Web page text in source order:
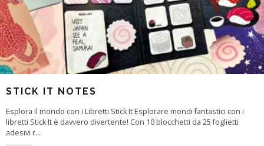
STICK IT NOTES
Esplora il mondo con i Libretti Stick It Esplorare mondi fantastici con i
libretti Stick It è davvero divertente! Con 10 blocchetti da 25 foglietti
adesivi r...